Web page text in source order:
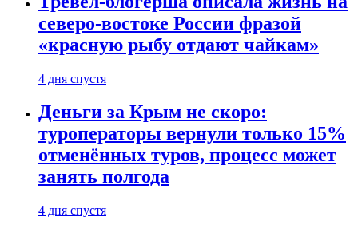
северо-востоке России фразой
«красную рыбу отдают чайкам»
4 дня спустя
Деньги за Крым не скоро:
туроператоры вернули только 15%
отменённых туров, процесс может
занять полгода
4 дня спустя